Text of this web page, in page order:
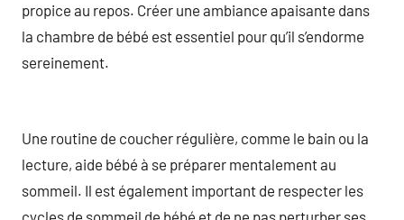
propice au repos. Créer une ambiance apaisante dans
la chambre de bébé est essentiel pour qu’il s’endorme
sereinement.
Une routine de coucher régulière, comme le bain ou la
lecture, aide bébé à se préparer mentalement au
sommeil. Il est également important de respecter les
cycles de sommeil de bébé et de ne pas perturber ses